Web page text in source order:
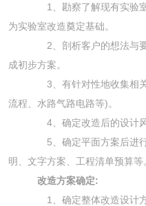
1、勘察了解现有实验室
为实验室改造奠定基础。
2、剖析客户的想法与要
成初步方案。
3、有针对性地收集相关
流程、水路气路电路等)。
4、确定改造后的设计风
5、确定平面方案后进行
明、文字方案、工程清单预算等
改造方案确定:
1、确定整体改造设计方